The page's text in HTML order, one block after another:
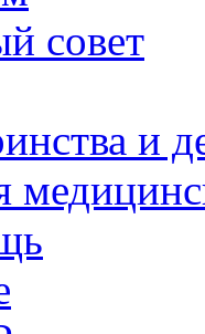
совет
и